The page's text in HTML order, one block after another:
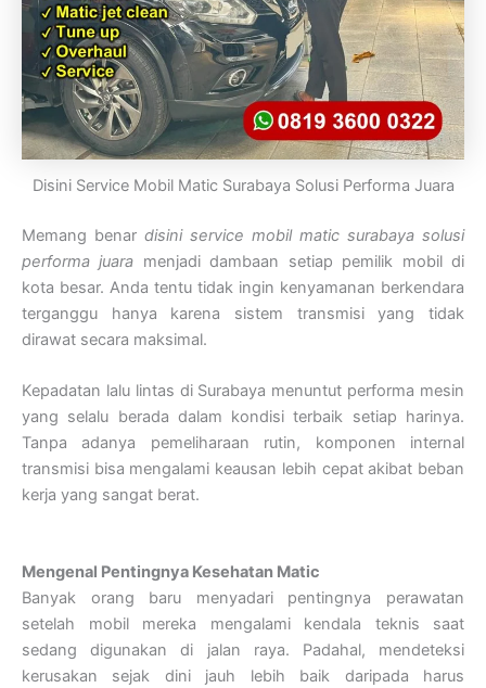
Disini Service Mobil Matic Surabaya Solusi Performa Juara
Memang benar disini service mobil matic surabaya solusi
performa juara menjadi dambaan setiap pemilik mobil di
kota besar. Anda tentu tidak ingin kenyamanan berkendara
terganggu hanya karena sistem transmisi yang tidak
dirawat secara maksimal.
Kepadatan lalu lintas di Surabaya menuntut performa mesin
yang selalu berada dalam kondisi terbaik setiap harinya.
Tanpa adanya pemeliharaan rutin, komponen internal
transmisi bisa mengalami keausan lebih cepat akibat beban
kerja yang sangat berat.
Mengenal Pentingnya Kesehatan Matic
Banyak orang baru menyadari pentingnya perawatan
setelah mobil mereka mengalami kendala teknis saat
sedang digunakan di jalan raya. Padahal, mendeteksi
kerusakan sejak dini jauh lebih baik daripada harus